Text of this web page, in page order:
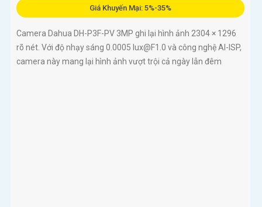
Giá Khuyến Mại: 5%-35%
Camera Dahua DH-P3F-PV 3MP ghi lại hình ảnh 2304 × 1296
rõ nét. Với độ nhạy sáng 0.0005 lux@F1.0 và công nghệ AI-ISP,
camera này mang lại hình ảnh vượt trội cả ngày lẫn đêm